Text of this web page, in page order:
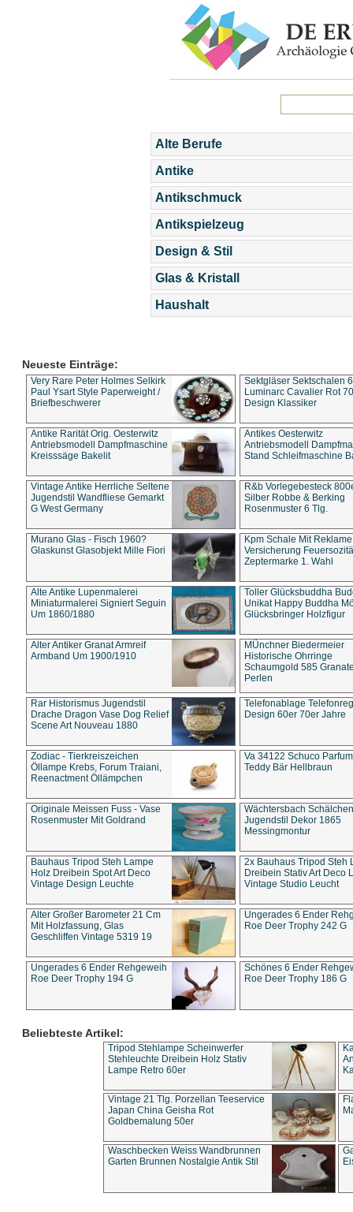
Alte Berufe
Antike
Antikschmuck
Antikspielzeug
Design & Stil
Glas & Kristall
Haushalt
Neueste Einträge:
Very Rare Peter Holmes Selkirk
Paul Ysart Style Paperweight /
Briefbeschwerer
Sektgläser Sektschalen
Luminarc Cavalier Rot
Design Klassiker
Antike Rarität Orig. Oesterwitz
Antriebsmodell Dampfmaschine
Kreisssäge Bakelit
Antikes Oesterwitz
Antriebsmodell
Stand Schleifmaschine
Vintage Antike Herrliche Seltene
Jugendstil Wandfliese Gemarkt
G West Germany
R&b Vorlegebesteck
Silber Robbe & Berking
Rosenmuster 6 Tlg.
Murano Glas - Fisch 1960?
Glaskunst Glasobjekt Mille Fiori
Kpm Schale Mit Reklame
Versicherung
Zeptermarke 1. Wahl
Alte Antike Lupenmalerei
Miniaturmalerei Signiert Seguin
Um 1860/1880
Toller Glücksbuddha
Unikat Happy Buddha
Glücksbringer Holzfigur
Alter Antiker Granat Armreif
Armband Um 1900/1910
MÜnchner Biedermeier
Historische Ohrringe
Schaumgold 585
Perlen
Rar Historismus Jugendstil
Drache Dragon Vase Dog Relief
Scene Art Nouveau 1880
Telefonablage
Design 60er 70er Jahre
Zodiac - Tierkreiszeichen
Öllampe Krebs, Forum Traiani,
Reenactment Öllämpchen
Va 34122 Schuco
Teddy Bär Hellbraun
Originale Meissen Fuss - Vase
Rosenmuster Mit Goldrand
Wächtersbach Schälchen
Jugendstil Dekor 1865
Messingmontur
Bauhaus Tripod Steh Lampe
Holz Dreibein Spot Art Deco
Vintage Design Leuchte
2x Bauhaus Tripod Steh
Dreibein Stativ Art Deco
Vintage Studio Leucht
Alter Großer Barometer 21 Cm
Mit Holzfassung, Glas
Geschliffen Vintage 5319 19
Ungerades 6 Ender
Roe Deer Trophy 242 G
Ungerades 6 Ender Rehgeweih
Roe Deer Trophy 194 G
Schönes 6 Ender
Roe Deer Trophy 186 G
Beliebteste Artikel:
Tripod Stehlampe Scheinwerfer
Stehleuchte Dreibein Holz Stativ
Lampe Retro 60er
Vintage 21 Tlg. Porzellan Teeservice
Japan China Geisha Rot
Goldbemalung 50er
Waschbecken Weiss Wandbrunnen
Garten Brunnen Nostalgie Antik Stil